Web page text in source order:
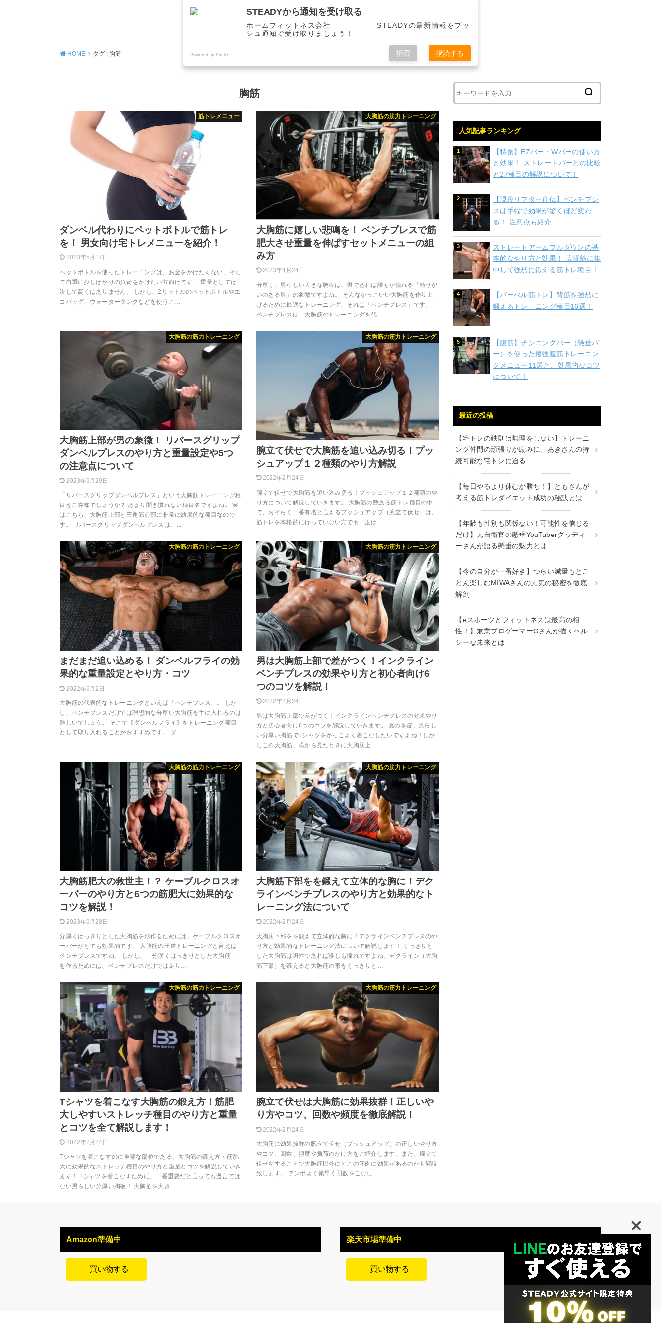
HOME タグ : 胸筋
胸筋
筋トレメニュー
ダンベル代わりにペットボトルで筋トレ
を！ 男女向け宅トレメニューを紹介！
2023年5月17日
ペットボトルを使ったトレーニングは、お金をかけたくない、そし
て自重に少しばかりの負荷をかけたい方向けです。 重量としては
決して高くはありません。 しかし、2リットルのペットボトルやエ
コバッグ、ウォータータンクなどを使うこ…
大胸筋の筋力トレーニング
大胸筋に嬉しい悲鳴を！ ベンチプレスで筋
肥大させ重量を伸ばすセットメニューの組
み方
2023年4月24日
分厚く、男らしい大きな胸板は、男であれば誰もが憧れる「頼りが
いのある男」の象徴ですよね。 そんなかっこいい大胸筋を作り上
げるために最適なトレーニング、それは「ベンチプレス」です。
ベンチプレスは、大胸筋のトレーニングを代…
大胸筋の筋力トレーニング
大胸筋上部が男の象徴！ リバースグリップ
ダンベルプレスのやり方と重量設定や5つ
の注意点について
2023年9月29日
「リバースグリップダンベルプレス」という大胸筋トレーニング種
目をご存知でしょうか？ あまり聞き慣れない種目名ですよね。 実
はこちら、大胸筋上部と三角筋前部に非常に効果的な種目なので
す。 リバースグリップダンベルプレスは、…
大胸筋の筋力トレーニング
腕立て伏せで大胸筋を追い込み切る！プッ
シュアップ１２種類のやり方解説
2022年2月24日
腕立て伏せで大胸筋を追い込み切る！プッシュアップ１２種類のや
り方について解説していきます。 大胸筋の数ある筋トレ種目の中
で、おそらく一番有名と言えるプッシュアップ（腕立て伏せ）は、
筋トレを本格的に行っていない方でも一度は…
大胸筋の筋力トレーニング
まだまだ追い込める！ ダンベルフライの効
果的な重量設定とやり方・コツ
2022年6月2日
大胸筋の代表的なトレーニングといえば「ベンチプレス」。 しか
し、ベンチプレスだけでは理想的な分厚い大胸筋を手に入れるのは
難しいでしょう。 そこで【ダンベルフライ】をトレーニング種目
として取り入れることがおすすめです。 ダ…
大胸筋の筋力トレーニング
男は大胸筋上部で差がつく！インクライン
ベンチプレスの効果やり方と初心者向け6
つのコツを解説！
2022年2月24日
男は大胸筋上部で差がつく！インクラインベンチプレスの効果やり
方と初心者向け6つのコツを解説していきます。 夏の季節、男らし
い分厚い胸筋でTシャツをかっこよく着こなしたいですよね！しか
しこの大胸筋、横から見たときに大胸筋上…
大胸筋の筋力トレーニング
大胸筋肥大の救世主！？ ケーブルクロスオ
ーバーのやり方と6つの筋肥大に効果的な
コツを解説！
2023年9月28日
分厚くはっきりとした大胸筋を形作るためには、ケーブルクロスオ
ーバーがとても効果的です。 大胸筋の王道トレーニングと言えば
ベンチプレスですね。 しかし、「分厚くはっきりとした大胸筋」
を作るためには、ベンチプレスだけでは足り…
大胸筋の筋力トレーニング
大胸筋下部をを鍛えて立体的な胸に！デク
ラインベンチプレスのやり方と効果的なト
レーニング法について
2022年2月24日
大胸筋下部をを鍛えて立体的な胸に！デクラインベンチプレスのや
り方と効果的なトレーニング法について解説します！ くっきりと
した大胸筋は男性であれば誰しも憧れですよね。デクライン（大胸
筋下部）を鍛えると大胸筋の形をくっきりと…
大胸筋の筋力トレーニング
Tシャツを着こなす大胸筋の鍛え方！筋肥
大しやすいストレッチ種目のやり方と重量
とコツを全て解説します！
2022年2月24日
Tシャツを着こなすのに重要な部位である、大胸筋の鍛え方・筋肥
大に効果的なストレッチ種目のやり方と重量とコツを解説していき
ます！ Tシャツを着こなすために、一番重要だと言っても過言では
ない男らしい分厚い胸板！ 大胸筋を大き…
大胸筋の筋力トレーニング
腕立て伏せは大胸筋に効果抜群！正しいや
り方やコツ、回数や頻度を徹底解説！
2022年2月24日
大胸筋に効果抜群の腕立て伏せ（プッシュアップ）の正しいやり方
やコツ、回数、頻度や負荷のかけ方をご紹介します。また、腕立て
伏せをすることで大胸筋以外にどこの筋肉に効果があるのかも解説
致します。 テンポよく素早く回数をこなし…
人気記事ランキング
【特集】EZバー・Wバーの使い方
と効果！ ストレートバーとの比較
と27種目の解説について！
【現役リフター直伝】ベンチプレ
スは手幅で効果が驚くほど変わ
る！ 注意点も紹介
ストレートアームプルダウンの基
本的なやり方と効果！ 広背筋に集
中して強烈に鍛える筋トレ種目！
【バーべル筋トレ】背筋を強烈に
鍛えるトレ―ニング種目16選！
【腹筋】チンニングバー（懸垂バ
ー）を使った最強腹筋トレーニン
グメニュー11選と、効果的なコツ
について！
最近の投稿
【宅トレの鉄則は無理をしない】トレーニ
ング仲間の頑張りが励みに。あきさんの持
続可能な宅トレに迫る
【毎日やるより休むが勝ち！】ともさんが
考える筋トレダイエット成功の秘訣とは
【年齢も性別も関係ない！可能性を信じる
だけ】元自衛官の懸垂YouTuberグッディ
ーさんが語る懸垂の魅力とは
【今の自分が一番好き】つらい減量もとこ
とん楽しむMIWAさんの元気の秘密を徹底
解剖
【eスポーツとフィットネスは最高の相
性！】兼業プロゲーマーGさんが描くヘル
シーな未来とは
Amazon準備中
買い物する
楽天市場準備中
買い物する
STEADYから通知を受け取る
ホームフィットネス会社 STEADYの最新情報をプッ
シュ通知で受け取りましょう！
Powered by Push7 拒否 購読する